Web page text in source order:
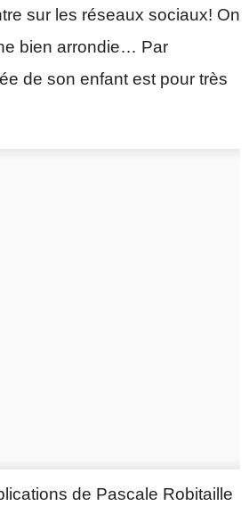
sur les réseaux sociaux! On
bien arrondie… Par
de son enfant est pour très
de Pascale Robitaille